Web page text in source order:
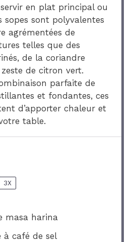
en plat principal ou
sopes sont polyvalentes
agrémentées de
telles que des
de la coriandre
de citron vert.
parfaite de
et fondantes, ces
d’apporter chaleur et
table.
3X
masa harina
à café de sel